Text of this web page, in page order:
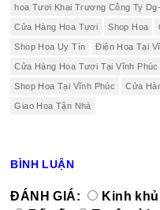
hoa Tươi Khai Trương Công Ty Dg-
Cửa Hàng Hoa Tươi Shop Hoa
Shop Hoa Uy Tín Điện Hoa Tại
Cửa Hàng Hoa Tươi Tại Vĩnh Phúc
Shop Hoa Tại Vĩnh Phúc Cửa
Giao Hoa Tận Nhà
BÌNH LUẬN
ĐÁNH GIÁ: Kinh